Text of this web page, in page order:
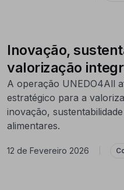
Inovação,
valorização
A operação UNEDO4All
estratégico para a
inovação,
alimentares.
12 de Fevereiro 2026